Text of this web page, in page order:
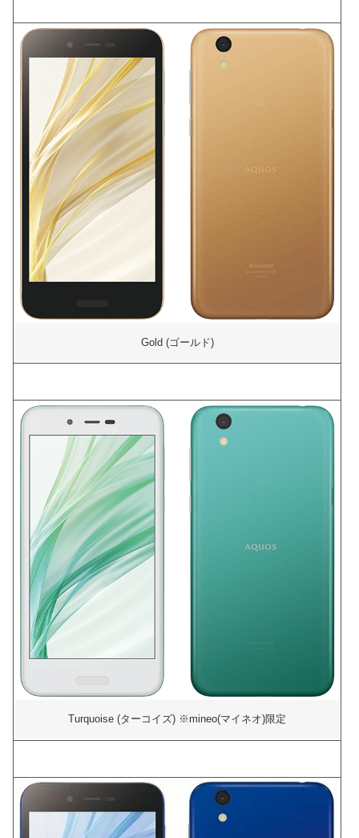
Gold (ゴールド)
Turquoise (ターコイズ) ※mineo(マイネオ)限定